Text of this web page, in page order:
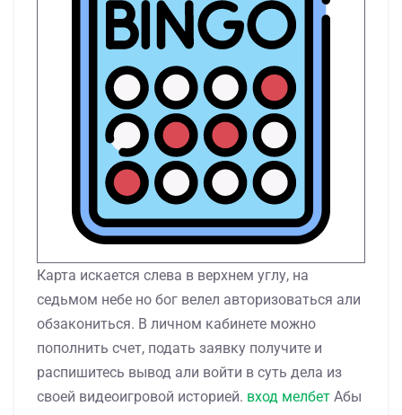
Карта искается слева в верхнем углу, на
седьмом небе но бог велел авторизоваться али
обзакониться. В личном кабинете можно
пополнить счет, подать заявку получите и
распишитесь вывод али войти в суть дела из
своей видеоигровой историей. вход мелбет Абы